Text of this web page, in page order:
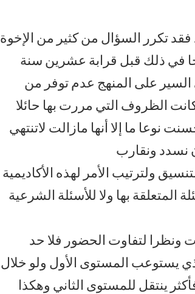
فقد تكرر السؤال من كثير من الإخوة
في ذلك قبل قرابة عشرين سنة
السير على المنهج عدم توفر من
الظروف التي مررت بها حائلا
ما إلا أنها مازالت لاتنتهي
نسدد ونقارب
ولترتيب الأمر لهذه الأكاديمية
بها ولا للأسئلة الشرعية
ونظرا لتفاوت الحضور فلا حد
يستوعب المستوى الأول ولو خلال
له الاختبار فيه ومن تحصل على 80% فأكثر ينتقل للمستوى الثاني وهكذا